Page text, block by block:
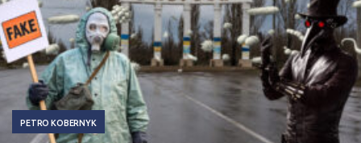
PETRO KOBERNYK